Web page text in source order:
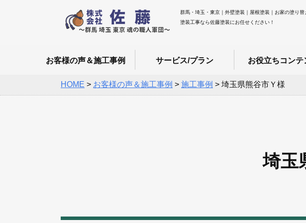
群馬・埼玉・東京｜外壁塗装｜屋根塗装｜お家の塗り替
塗装工事なら佐藤塗装にお任せください！
お客様の声＆施工事例 サービス/プラン お役立ちコンテ
HOME > お客様の声＆施工事例 > 施工事例 > 埼玉県熊谷市Ｙ様
埼玉